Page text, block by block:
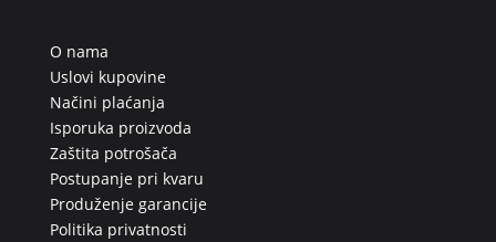
O nama
Uslovi kupovine
Načini plaćanja
Isporuka proizvoda
Zaštita potrošača
Postupanje pri kvaru
Produženje garancije
Politika privatnosti